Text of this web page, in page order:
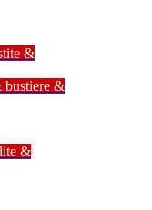
&
bustiere &
&